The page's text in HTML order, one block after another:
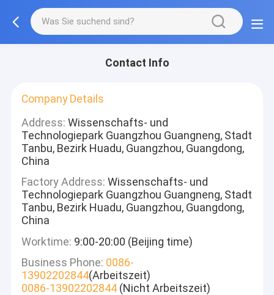
Contact Info
Company Details
Address: Wissenschafts- und
Technologiepark Guangzhou Guangneng, Stadt
Tanbu, Bezirk Huadu, Guangzhou, Guangdong,
China
Factory Address: Wissenschafts- und
Technologiepark Guangzhou Guangneng, Stadt
Tanbu, Bezirk Huadu, Guangzhou, Guangdong,
China
Worktime: 9:00-20:00 (Beijing time)
Business Phone: 0086-
13902202844(Arbeitszeit)
0086-13902202844 (Nicht Arbeitszeit)